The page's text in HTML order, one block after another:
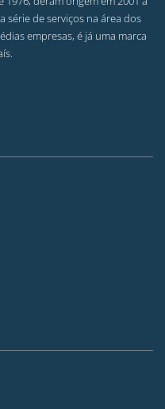
série de serviços na área dos
empresas, é já uma marca